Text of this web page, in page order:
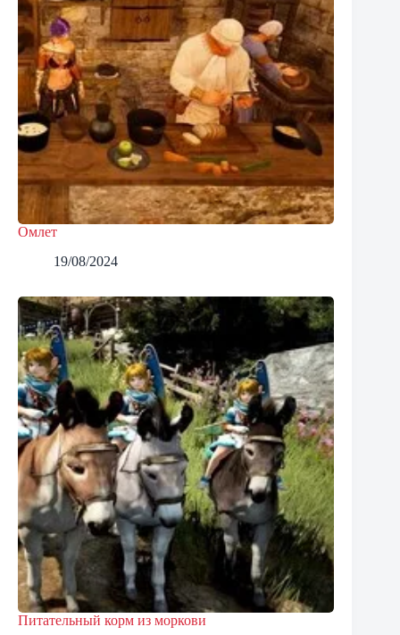
Омлет
19/08/2024
Питательный корм из моркови